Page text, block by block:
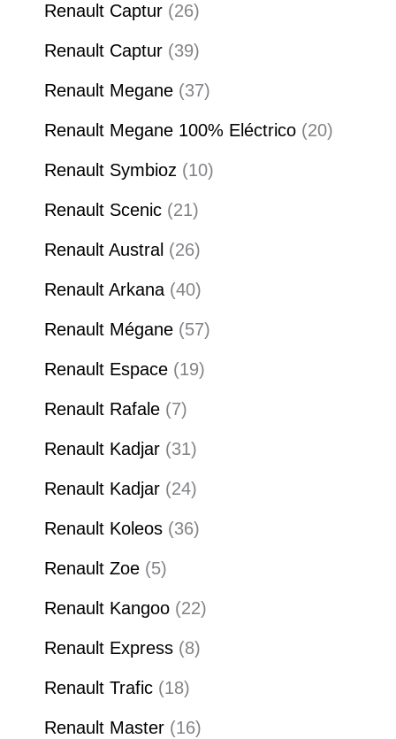
Renault Captur 26
Renault Captur 39
Renault Megane 37
Renault Megane 100% Eléctrico 20
Renault Symbioz 10
Renault Scenic 21
Renault Austral 26
Renault Arkana 40
Renault Mégane 57
Renault Espace 19
Renault Rafale 7
Renault Kadjar 31
Renault Kadjar 24
Renault Koleos 36
Renault Zoe 5
Renault Kangoo 22
Renault Express 8
Renault Trafic 18
Renault Master 16